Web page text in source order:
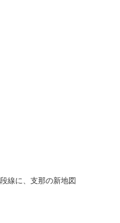
線に、支那の新地図